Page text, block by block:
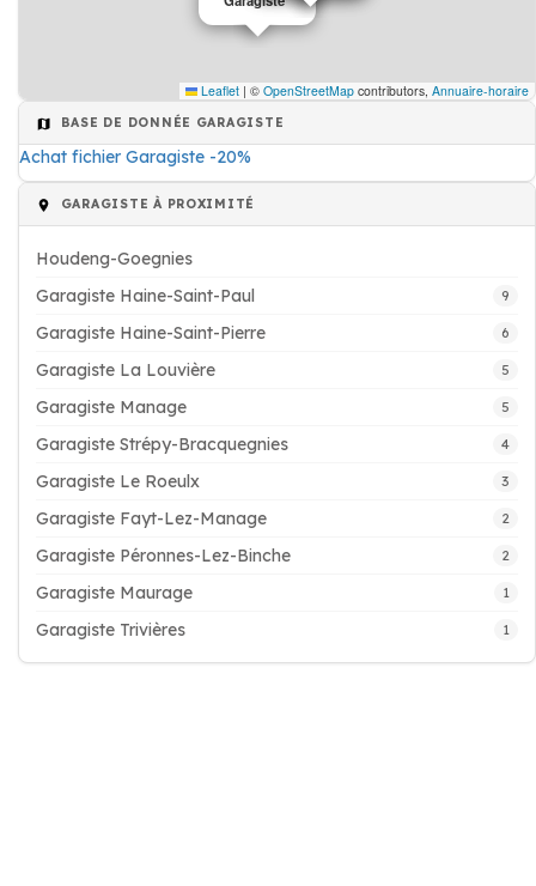
Leaflet | © OpenStreetMap contributors, Annuaire-horaire
BASE DE DONNÉE GARAGISTE
Achat fichier Garagiste -20%
GARAGISTE À PROXIMITÉ
Houdeng-Goegnies
Garagiste Haine-Saint-Paul
9
Garagiste Haine-Saint-Pierre 6
Garagiste La Louvière 5
Garagiste Manage 5
Garagiste Strépy-Bracquegnies 4
Garagiste Le Roeulx 3
Garagiste Fayt-Lez-Manage 2
Garagiste Péronnes-Lez-Binche 2
Garagiste Maurage 1
Garagiste Trivières 1